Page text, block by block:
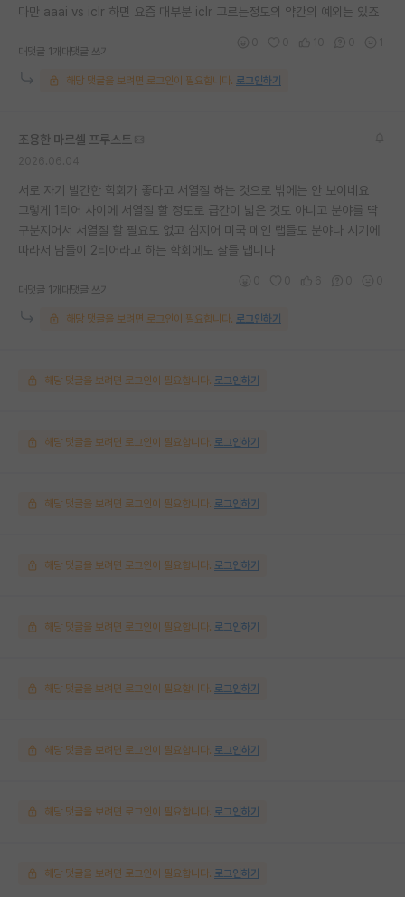
다만 aaai vs iclr 하면 요즘 대부분 iclr 고르는정도의 약간의 예외는 있죠
대댓글 1개 대댓글 쓰기
해당 댓글을 보려면 로그인이 필요합니다. 로그인하기
조용한 마르셀 프루스트
서로 자기 발간한 학회가 좋다고 서열질 하는 것으로 밖에는 안 보이네요
그렇게 1티어 사이에 서열질 할 정도로 급간이 넓은 것도 아니고 분야를 딱
구분지어서 서열질 할 필요도 없고 심지어 미국 메인 랩들도 분야나 시기에
따라서 남들이 2티어라고 하는 학회에도 잘들 냅니다
대댓글 1개 대댓글 쓰기
해당 댓글을 보려면 로그인이 필요합니다. 로그인하기
해당 댓글을 보려면 로그인이 필요합니다. 로그인하기
해당 댓글을 보려면 로그인이 필요합니다. 로그인하기
해당 댓글을 보려면 로그인이 필요합니다. 로그인하기
해당 댓글을 보려면 로그인이 필요합니다. 로그인하기
해당 댓글을 보려면 로그인이 필요합니다. 로그인하기
해당 댓글을 보려면 로그인이 필요합니다. 로그인하기
해당 댓글을 보려면 로그인이 필요합니다. 로그인하기
해당 댓글을 보려면 로그인이 필요합니다. 로그인하기
해당 댓글을 보려면 로그인이 필요합니다. 로그인하기